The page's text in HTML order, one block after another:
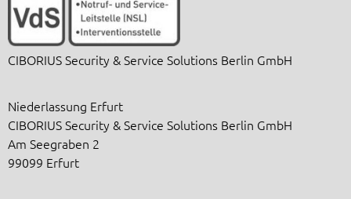
CIBORIUS Security & Service Solutions Berlin GmbH
Niederlassung Erfurt
CIBORIUS Security & Service Solutions Berlin GmbH
Am Seegraben 2
99099 Erfurt